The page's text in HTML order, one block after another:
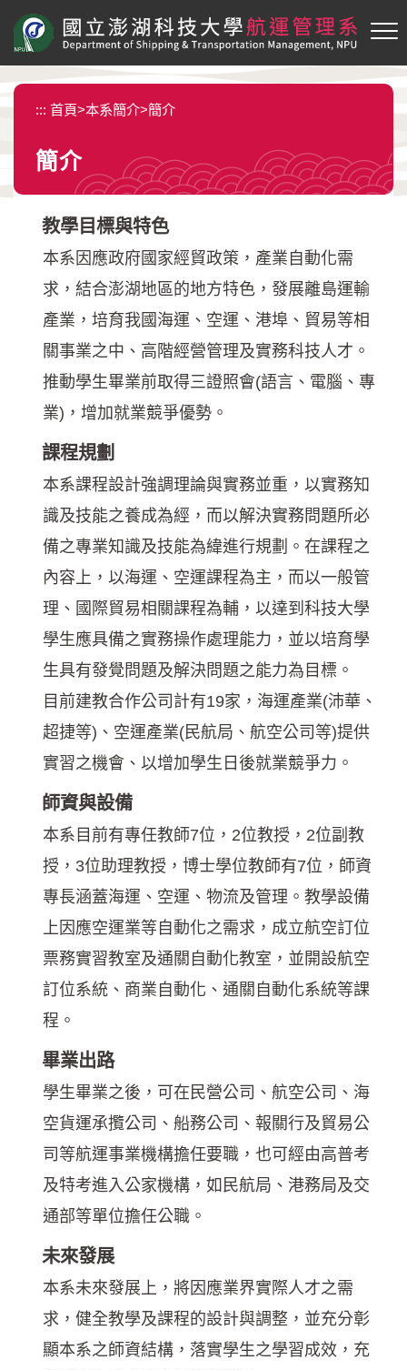
::: 首頁>本系簡介>簡介
簡介
教學目標與特色
本系因應政府國家經貿政策，產業自動化需
求，結合澎湖地區的地方特色，發展離島運輸
產業，培育我國海運、空運、港埠、貿易等相
關事業之中、高階經營管理及實務科技人才。
推動學生畢業前取得三證照會(語言、電腦、專
業)，增加就業競爭優勢。
課程規劃
本系課程設計強調理論與實務並重，以實務知
識及技能之養成為經，而以解決實務問題所必
備之專業知識及技能為緯進行規劃。在課程之
內容上，以海運、空運課程為主，而以一般管
理、國際貿易相關課程為輔，以達到科技大學
學生應具備之實務操作處理能力，並以培育學
生具有發覺問題及解決問題之能力為目標。
目前建教合作公司計有19家，海運產業(沛華、
超捷等)、空運產業(民航局、航空公司等)提供
實習之機會、以增加學生日後就業競爭力。
師資與設備
本系目前有專任教師7位，2位教授，2位副教
授，3位助理教授，博士學位教師有7位，師資
專長涵蓋海運、空運、物流及管理。教學設備
上因應空運業等自動化之需求，成立航空訂位
票務實習教室及通關自動化教室，並開設航空
訂位系統、商業自動化、通關自動化系統等課
程。
畢業出路
學生畢業之後，可在民營公司、航空公司、海
空貨運承攬公司、船務公司、報關行及貿易公
司等航運事業機構擔任要職，也可經由高普考
及特考進入公家機構，如民航局、港務局及交
通部等單位擔任公職。
未來發展
本系未來發展上，將因應業界實際人才之需
求，健全教學及課程的設計與調整，並充分彰
顯本系之師資結構，落實學生之學習成效，充